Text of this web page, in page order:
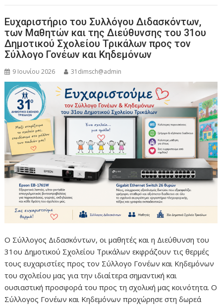
Ευχαριστήριο του Συλλόγου Διδασκόντων,
των Μαθητών και της Διεύθυνσης του 31ου
Δημοτικού Σχολείου Τρικάλων προς τον
Σύλλογο Γονέων και Κηδεμόνων
9 Ιουνίου 2026 31dimsch@admin
Ο Σύλλογος Διδασκόντων, οι μαθητές και η Διεύθυνση του
31ου Δημοτικού Σχολείου Τρικάλων εκφράζουν τις θερμές
τους ευχαριστίες προς τον Σύλλογο Γονέων και Κηδεμόνων
του σχολείου μας για την ιδιαίτερα σημαντική και
ουσιαστική προσφορά του προς τη σχολική μας κοινότητα. Ο
Σύλλογος Γονέων και Κηδεμόνων προχώρησε στη δωρεά